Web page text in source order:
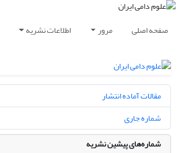
صفحه اصلی مرور اطلاعات نشریه
مقالات آماده انتشار
شماره جاری
شماره‌های پیشین نشریه